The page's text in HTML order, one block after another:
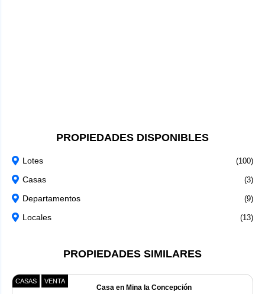
PROPIEDADES DISPONIBLES
Lotes (100)
Casas (3)
Departamentos (9)
Locales (13)
PROPIEDADES SIMILARES
CASAS VENTA
Casa en Mina la Concepción